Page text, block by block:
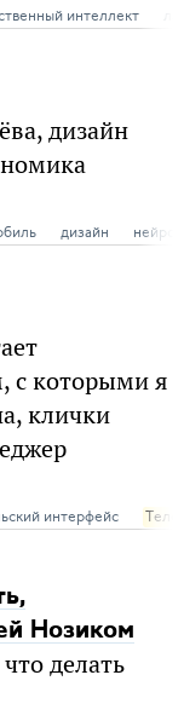
интеллект
дизайн
дизайн
с которыми я
клички
интерфейс
Нозиком
делать